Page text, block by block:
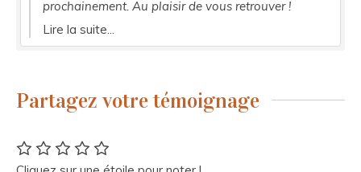
prochainement. Au plaisir de vous retrouver !
Lire la suite...
Partagez votre témoignage